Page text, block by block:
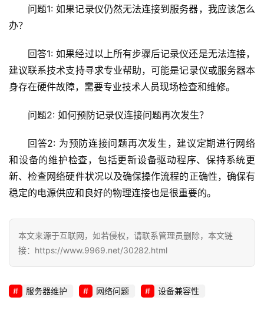
问题1: 如果记录仪仍然无法连接到服务器，我应该怎么
办？
回答1: 如果经过以上所有步骤后记录仪还是无法连接，
建议联系技术支持寻求专业帮助，可能是记录仪或服务器本
身存在硬件故障，需要专业技术人员现场检查和维修。
问题2: 如何预防记录仪连接问题再次发生？
回答2: 为预防连接问题再次发生，建议定期进行网络
和设备的维护检查，包括更新设备驱动程序、保持系统更
新、检查网络硬件状况以及确保操作流程的正确性，确保有
稳定的电源供应和良好的物理连接也是很重要的。
本文来源于互联网，如若侵权，请联系管理员删除，本文链
接：https://www.9969.net/30282.html
服务器维护 网络问题 设备兼容性